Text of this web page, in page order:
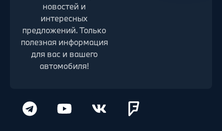
новостей и
интересных
предложений. Только
полезная информация
для вас и вашего
автомобиля!